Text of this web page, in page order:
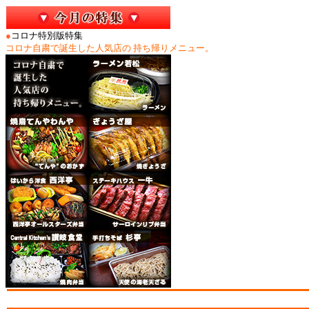
● コロナ特別版特集
コロナ自粛で誕生した人気店の 持ち帰りメニュー。